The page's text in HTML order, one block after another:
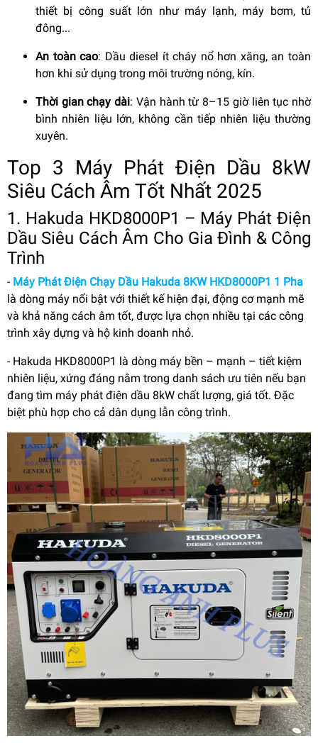
thiết bị công suất lớn như máy lạnh, máy bơm, tủ
đông...
An toàn cao: Dầu diesel ít cháy nổ hơn xăng, an toàn
hơn khi sử dụng trong môi trường nóng, kín.
Thời gian chạy dài: Vận hành từ 8–15 giờ liên tục nhờ
bình nhiên liệu lớn, không cần tiếp nhiên liệu thường
xuyên.
Top 3 Máy Phát Điện Dầu 8kW
Siêu Cách Âm Tốt Nhất 2025
1. Hakuda HKD8000P1 – Máy Phát Điện
Dầu Siêu Cách Âm Cho Gia Đình & Công
Trình
- Máy Phát Điện Chạy Dầu Hakuda 8KW HKD8000P1 1 Pha
là dòng máy nổi bật với thiết kế hiện đại, động cơ mạnh mẽ
và khả năng cách âm tốt, được lựa chọn nhiều tại các công
trình xây dựng và hộ kinh doanh nhỏ.
- Hakuda HKD8000P1 là dòng máy bền – mạnh – tiết kiệm
nhiên liệu, xứng đáng nằm trong danh sách ưu tiên nếu bạn
đang tìm máy phát điện dầu 8kW chất lượng, giá tốt. Đặc
biệt phù hợp cho cả dân dụng lẫn công trình.